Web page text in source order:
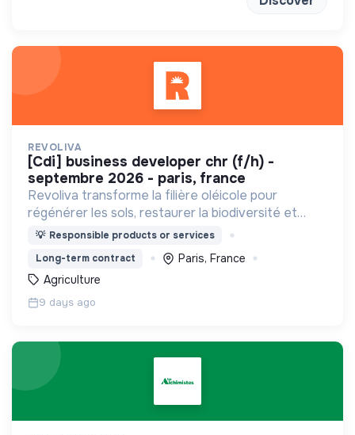
REVOLIVA
[cdi] business developer chr (f/h) -
septembre 2026 - paris, france
Revoliva transforme la filière oléicole pour
régénérer les sols, restaurer la biodiversité et
permettre la juste rémunération des producteurs.
💡 Responsible products or services
Long-term contract
Paris, France
Agriculture
9 days ago